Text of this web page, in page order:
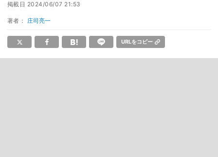
掲載日 2024/06/07 21:53
著者： 庄司亮一
URLをコピー